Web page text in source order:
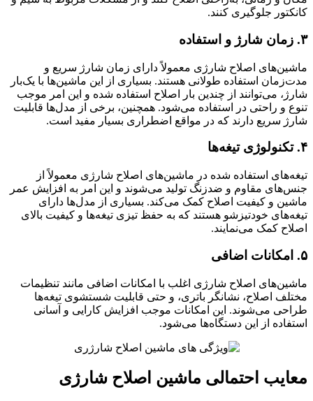
کانکتور جلوگیری کنند.
۳. زمان شارژ و استفاده
ماشین‌های اصلاح شارژی معمولاً دارای زمان شارژ سریع و
مدت‌زمان استفاده طولانی هستند. بسیاری از این ماشین‌ها با یک‌بار
شارژ، می‌توانند از چندین بار اصلاح استفاده شده و این امر موجب
تنوع و راحتی در استفاده می‌شود. همچنین، برخی از مدل‌ها قابلیت
شارژ سریع دارند که در مواقع اضطراری بسیار مفید است.
۴. تکنولوژی تیغه‌ها
تیغه‌های استفاده شده در ماشین‌های اصلاح شارژی معمولاً از
جنس‌های مقاوم و ضدزنگ تولید می‌شوند و این امر به افزایش عمر
ماشین و کیفیت اصلاح کمک می‌کند. بسیاری از مدل‌ها دارای
تیغه‌های خودتیزشو هستند که به حفظ تیزی تیغه‌ها و کیفیت بالای
اصلاح کمک می‌نمایند.
۵. امکانات اضافی
ماشین‌های اصلاح شارژی اغلب با امکانات اضافی مانند تنظیمات
مختلف اصلاح، نشانگر باتری، و حتی قابلیت شستشوی تیغه‌ها
طراحی می‌شوند. این امکانات موجب افزایش کارایی و آسانی
استفاده از این دستگاه‌ها می‌شود.
معایب احتمالی ماشین اصلاح شارژی